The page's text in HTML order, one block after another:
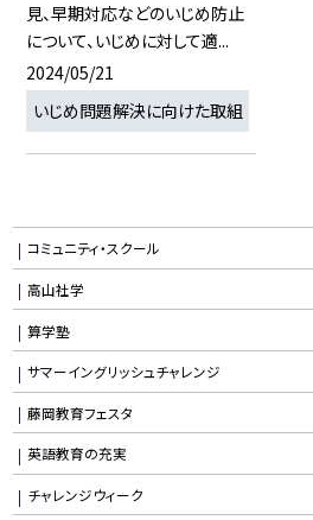
見、早期対応などのいじめ防止
について、いじめに対して適...
2024/05/21
いじめ問題解決に向けた取組
コミュニティ・スクール
高山社学
算学塾
サマーイングリッシュチャレンジ
藤岡教育フェスタ
英語教育の充実
チャレンジウィーク